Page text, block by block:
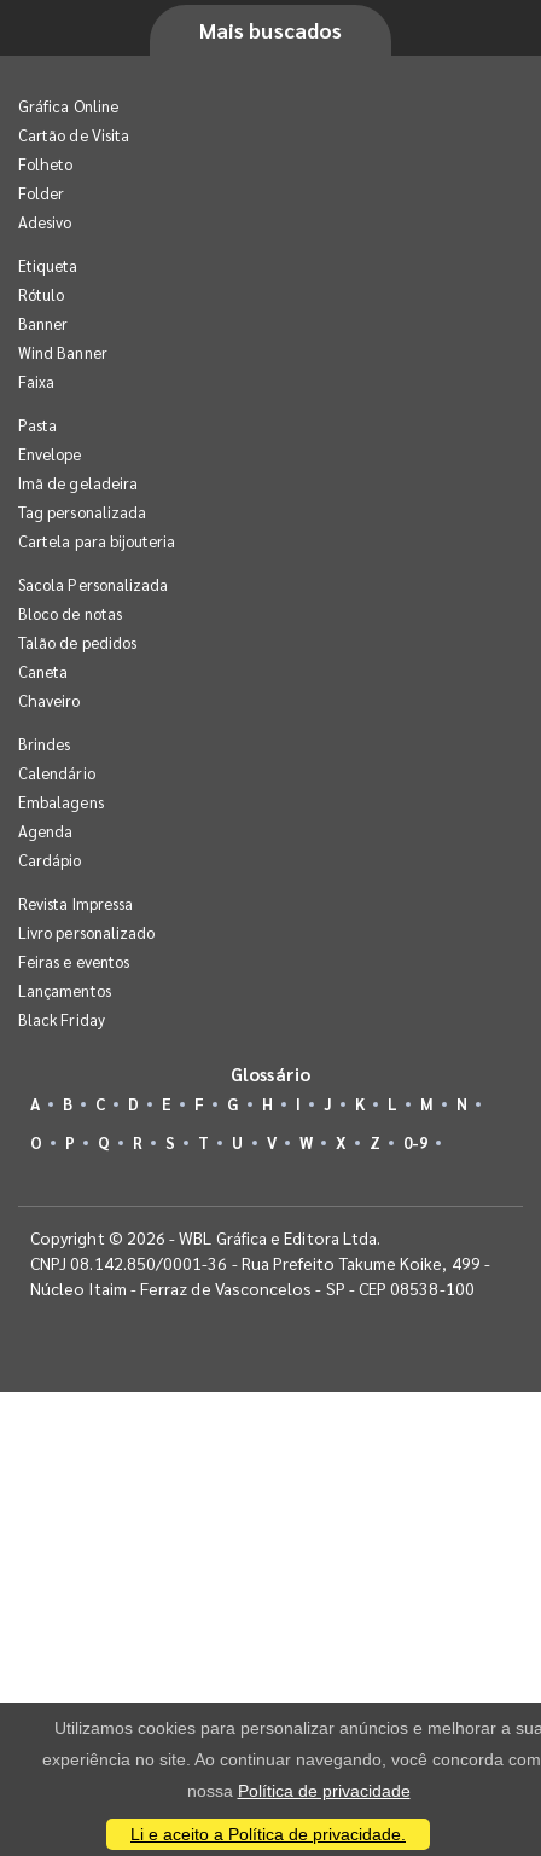
Mais buscados
Gráfica Online
Cartão de Visita
Folheto
Folder
Adesivo
Etiqueta
Rótulo
Banner
Wind Banner
Faixa
Pasta
Envelope
Imã de geladeira
Tag personalizada
Cartela para bijouteria
Sacola Personalizada
Bloco de notas
Talão de pedidos
Caneta
Chaveiro
Brindes
Calendário
Embalagens
Agenda
Cardápio
Revista Impressa
Livro personalizado
Feiras e eventos
Lançamentos
Black Friday
Glossário
A B C D E F G H I J K L M
N
O
P Q R S T U V W X Z 0-9
Copyright © 2026 - WBL Gráfica e Editora Ltda.
CNPJ 08.142.850/0001-36 - Rua Prefeito Takume Koike, 499 -
Núcleo Itaim - Ferraz de Vasconcelos - SP - CEP 08538-100
Utilizamos cookies para personalizar anúncios e melhorar a
experiência no site. Ao continuar navegando, você concorda
nossa Política de privacidade
Li e aceito a Política de privacidade.